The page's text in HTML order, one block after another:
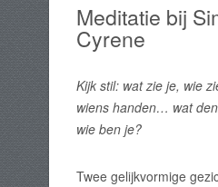
Meditatie bij
Cyrene
Kijk stil: wat zie je, wie
wiens handen… wat
wie ben je?
Twee gelijkvormige